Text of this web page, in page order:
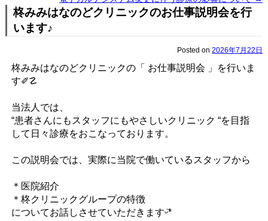
柊みみはなのどクリニックのお仕事説明会を行
います♪
Posted on 2026年7月22日
柊みみはなのどクリニックの「 お仕事説明会 」を行いま
す✐☡
当法人では、
“患者さんにもスタッフにもやさしいクリニック “を目指
して日々診療をおこなっております。
この説明会では、実際に当院で働いているスタッフから
＊医院紹介
＊柊クリニックグループの特徴
についてお話しさせていただきますᵕ̈*